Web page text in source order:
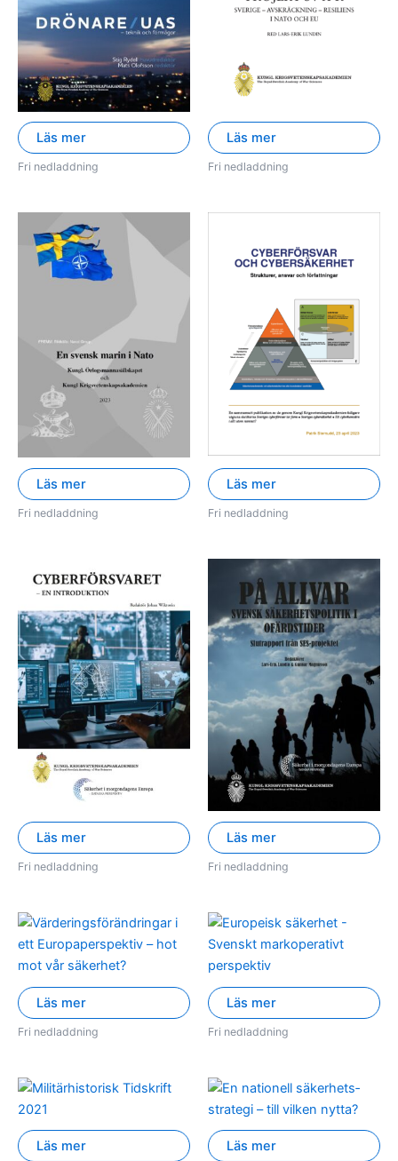
Läs mer
Fri nedladdning
Läs mer
Fri nedladdning
Läs mer
Fri nedladdning
Läs mer
Fri nedladdning
Läs mer
Fri nedladdning
Läs mer
Fri nedladdning
Läs mer
Fri nedladdning
Läs mer
Fri nedladdning
Läs mer Läs mer